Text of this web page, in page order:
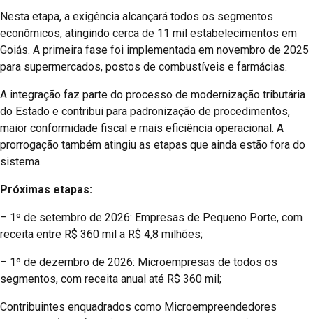
Nesta etapa, a exigência alcançará todos os segmentos
econômicos, atingindo cerca de 11 mil estabelecimentos em
Goiás. A primeira fase foi implementada em novembro de 2025
para supermercados, postos de combustíveis e farmácias.
A integração faz parte do processo de modernização tributária
do Estado e contribui para padronização de procedimentos,
maior conformidade fiscal e mais eficiência operacional. A
prorrogação também atingiu as etapas que ainda estão fora do
sistema.
Próximas etapas:
– 1º de setembro de 2026: Empresas de Pequeno Porte, com
receita entre R$ 360 mil a R$ 4,8 milhões;
– 1º de dezembro de 2026: Microempresas de todos os
segmentos, com receita anual até R$ 360 mil;
Contribuintes enquadrados como Microempreendedores